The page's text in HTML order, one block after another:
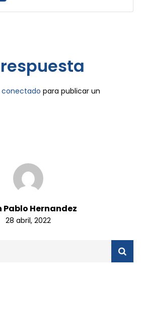
conectado para publicar un
Pablo Hernandez
28 abril, 2022